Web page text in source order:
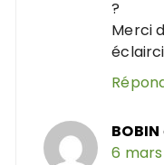
?
Merci
BOBIN
6